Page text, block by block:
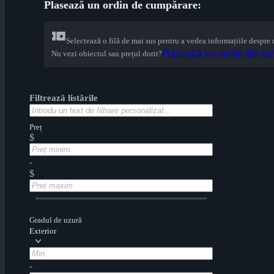
Plasează un ordin de cumpărare:
Selectează o filă de mai sus pentru a vedea informațiile
Nu vezi obiectul sau prețul dorit?Plasează un ordin de
Filtrează listările
Preț
$
-
$
Gradul de uzură
Exterior
-